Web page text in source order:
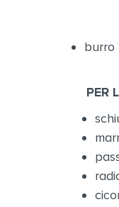
burro
PER